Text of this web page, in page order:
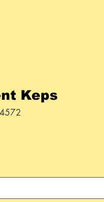
Keps